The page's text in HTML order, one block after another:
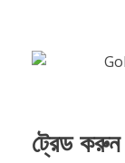
ট্রেড করুন